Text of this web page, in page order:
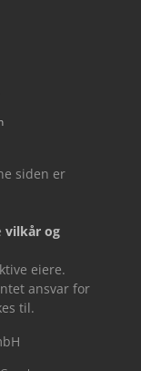
siden er
vilkår og
eiere.
ansvar for
til.